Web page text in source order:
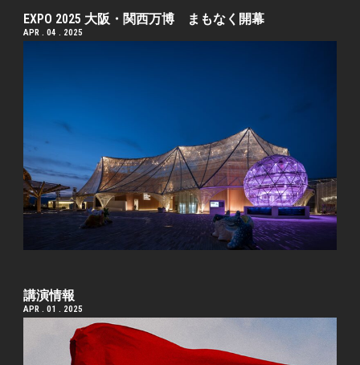
EXPO 2025 大阪・関西万博 まもなく開幕
APR . 04 . 2025
講演情報
APR . 01 . 2025